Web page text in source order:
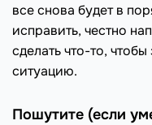
все снова будет в
исправить, честно
сделать что-то,
ситуацию.
Пошутите (если